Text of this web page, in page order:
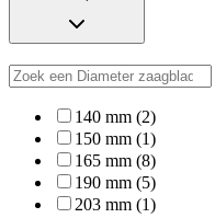
140 mm (2)
150 mm (1)
165 mm (8)
190 mm (5)
203 mm (1)